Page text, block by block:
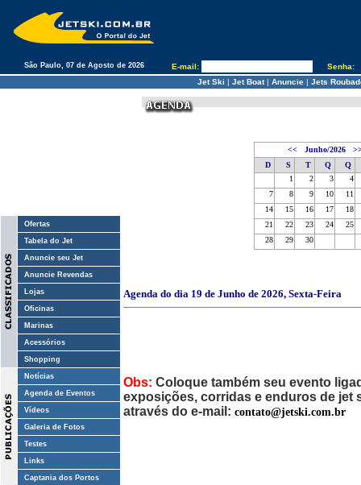
São Paulo, 07 de Agosto de 2026 E-mail:
Senha:
Jet Ski | Jet Boat| Anuncie | Jets
Ofertas
Tabela do Jet
Anuncie seu Jet
Anuncie Revendas
Lojas
Oficinas
Marinas
Acessórios
Shopping
Notícias
Agenda de Eventos
Vídeos
Galeria de Fotos
Testes
Links
Captania dos Portos
<< Junho/2026
D
S T Q
Q
1
2 3
4
7
8 9 10
11
14
15 16 17
18
21
22 23 24
25
28
29 30
Agenda do dia 19 de Junho de 2026, Sexta-Feira
Obs: Coloque também seu evento
exposições, corridas e enduros de jet
através do e-mail: contato@jetski.com.br